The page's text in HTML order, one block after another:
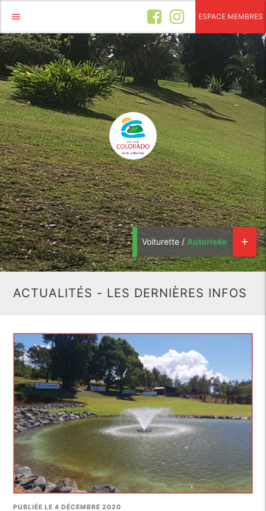
menu ESPACE MEMBRES
Voiturette / Autorisée add
ACTUALITÉS - LES DERNIÈRES INFOS
PUBLIÉE LE 4 DÉCEMBRE 2020